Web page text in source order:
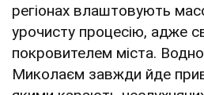
регіонах влаштовують
урочисту процесію, адже
покровителем міста.
Миколаєм завжди йде